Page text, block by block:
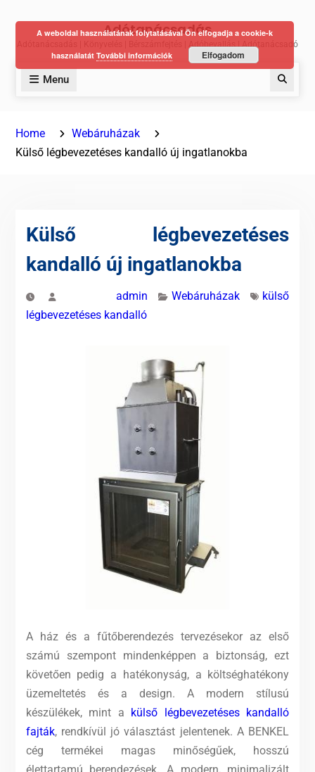
Adótanácsadás
Adótanácsadás | Könyvelés | Bérszámfejtés | Adóbevallás | Adótanácsadó
Menu
Home
Webáruházak
Külső légbevezetéses kandalló új ingatlanokba
Külső légbevezetéses
kandalló új ingatlanokba
admin Webáruházak
külső
légbevezetéses kandalló
A ház és a fűtőberendezés tervezésekor az első
számú szempont mindenképpen a biztonság, ezt
követően pedig a hatékonyság, a költséghatékony
üzemeltetés és a design. A modern stílusú
készülékek, mint a külső légbevezetéses kandalló
fajták, rendkívül jó választást jelentenek. A BENKEL
cég termékei magas minőségűek, hosszú
élettartamú berendezések. A modern, minimalizált
A weboldal használatának folytatásával Ön elfogadja a cookie-k
használatát További információk Elfogadom